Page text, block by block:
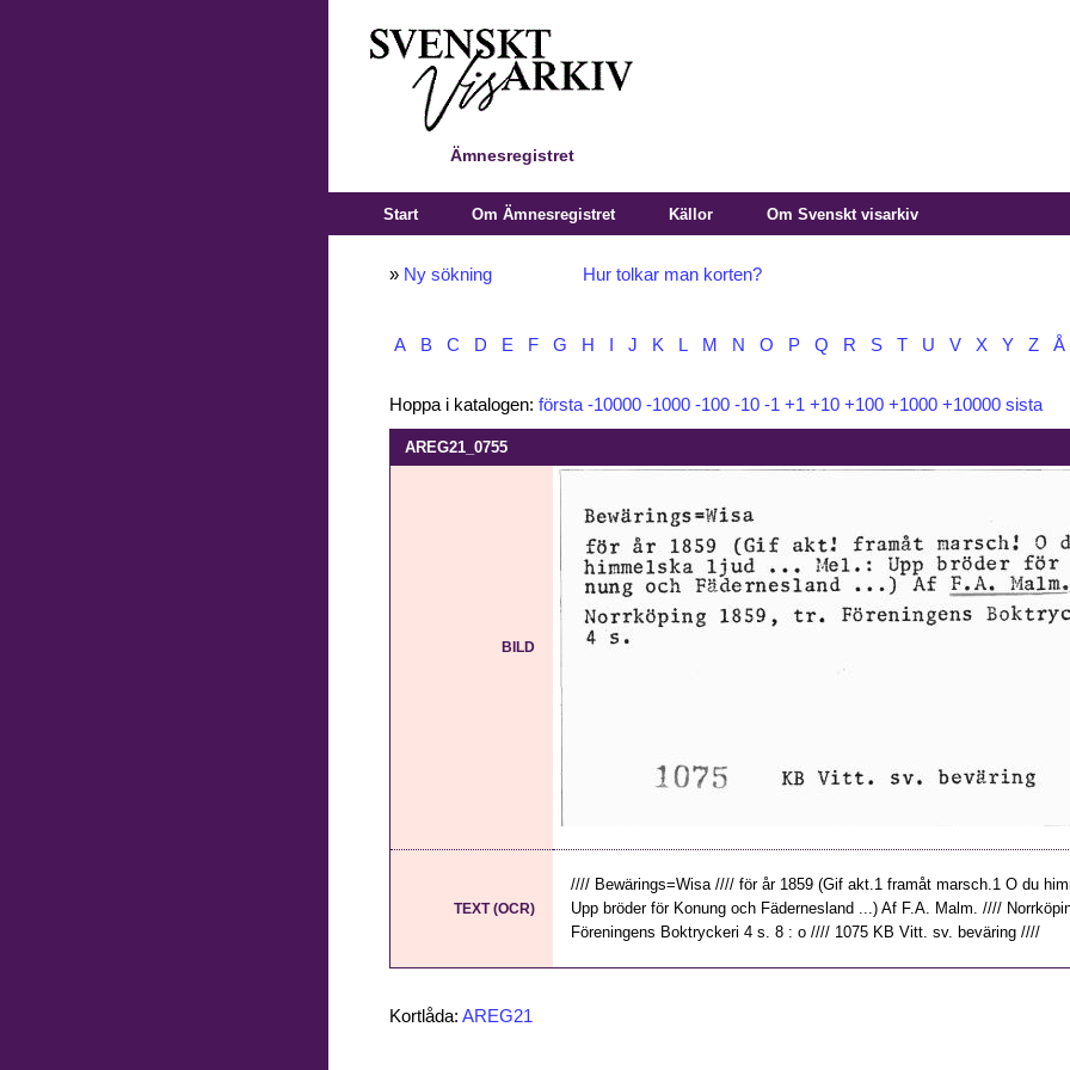
Ämnesregistret
Start Om Ämnesregistret Källor Om Svenskt visarkiv
» Ny sökning Hur tolkar man korten?
A B C D E F G H J K L M N O P Q R S T U V X Y Z Å
Hoppa i katalogen: första -10000 -1000 -100 -10 -1 +1 +10 +100 +1000 +10000 sista
AREG21_0755
BILD
TEXT (OCR)
//// Bewärings=Wisa //// för år 1859 (Gif akt.1 framåt marsch.1 O du
Upp bröder för Konung och Fädernesland ...) Af F.A. Malm. ////
Föreningens Boktryckeri 4 s. 8 : o //// 1075 KB Vitt. sv. beväring ////
Kortlåda: AREG21